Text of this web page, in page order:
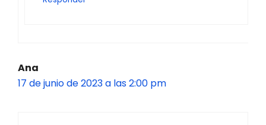
Ana
17 de junio de 2023 a las 2:00 pm